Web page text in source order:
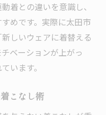
着との違いを意識し、
めです。実際に太田市
しいウェアに着替える
ベーションが上がっ
います。
こなし術